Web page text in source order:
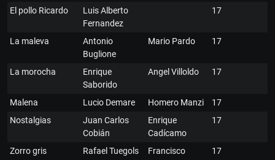
El pollo Ricardo
Luis Alberto
Fernandez
17
La maleva
Antonio
Buglione
Mario Pardo 17
La morocha
Enrique
Saborido
Angel Villoldo 17
Malena Lucio Demare Homero Manzi
17
Nostalgias
Juan Carlos
Cobián
Enrique
Cadícamo
17
Zorro gris Rafael Tuegols
Francisco
17